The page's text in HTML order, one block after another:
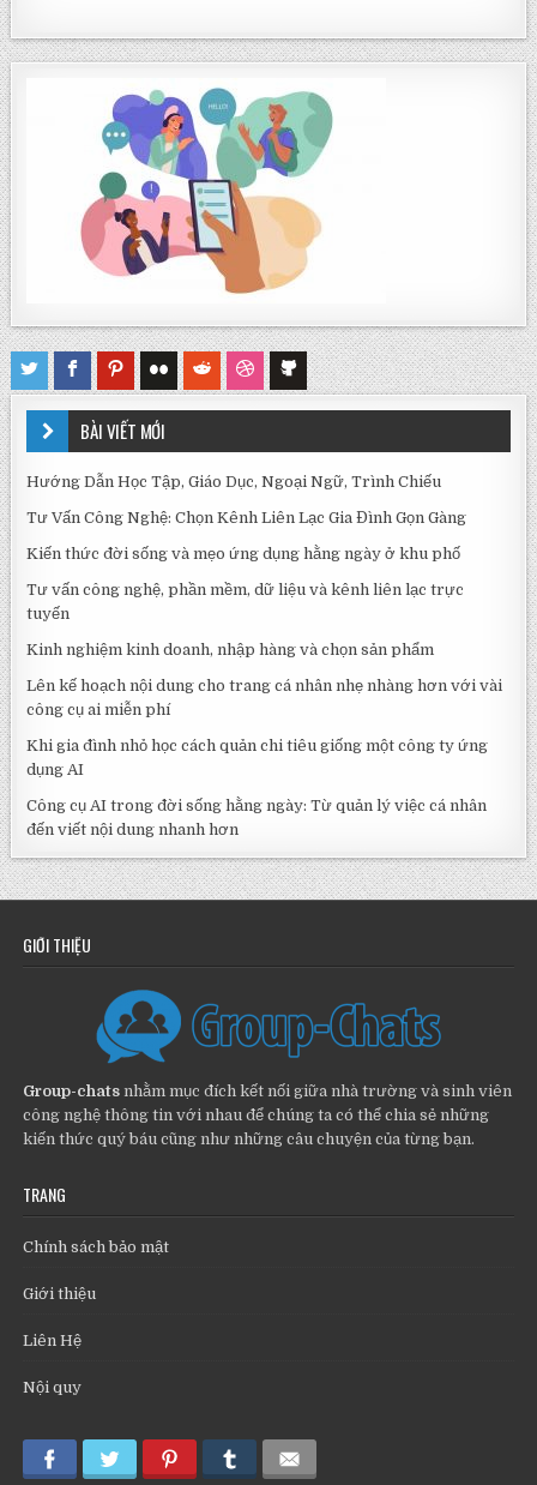
BÀI VIẾT MỚI
Hướng Dẫn Học Tập, Giáo Dục, Ngoại Ngữ, Trình Chiếu
Tư Vấn Công Nghệ: Chọn Kênh Liên Lạc Gia Đình Gọn Gàng
Kiến thức đời sống và mẹo ứng dụng hằng ngày ở khu phố
Tư vấn công nghệ, phần mềm, dữ liệu và kênh liên lạc trực
tuyến
Kinh nghiệm kinh doanh, nhập hàng và chọn sản phẩm
Lên kế hoạch nội dung cho trang cá nhân nhẹ nhàng hơn với vài
công cụ ai miễn phí
Khi gia đình nhỏ học cách quản chi tiêu giống một công ty ứng
dụng AI
Công cụ AI trong đời sống hằng ngày: Từ quản lý việc cá nhân
đến viết nội dung nhanh hơn
GIỚI THIỆU
Group-chats nhằm mục đích kết nối giữa nhà trường và sinh viên
công nghệ thông tin với nhau để chúng ta có thể chia sẻ những
kiến thức quý báu cũng như những câu chuyện của từng bạn.
TRANG
Chính sách bảo mật
Giới thiệu
Liên Hệ
Nội quy